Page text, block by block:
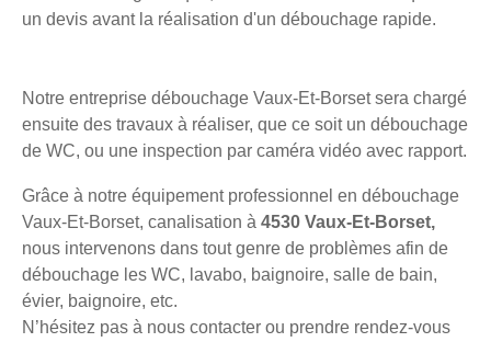
un devis avant la réalisation d'un débouchage rapide.
Notre entreprise débouchage Vaux-Et-Borset sera chargé
ensuite des travaux à réaliser, que ce soit un débouchage
de WC, ou une inspection par caméra vidéo avec rapport.
Grâce à notre équipement professionnel en débouchage
Vaux-Et-Borset, canalisation à 4530 Vaux-Et-Borset,
nous intervenons dans tout genre de problèmes afin de
débouchage les WC, lavabo, baignoire, salle de bain,
évier, baignoire, etc.
N’hésitez pas à nous contacter ou prendre rendez-vous